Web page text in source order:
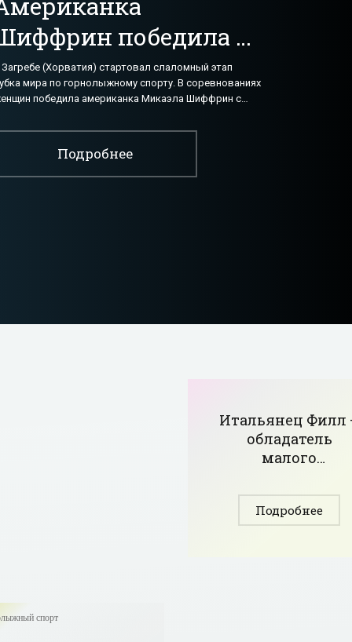
победила в
на
этапе КМ
«Горнолыжный
спорт»
(Хорватия) стартовал слаломный этап
мира по горнолыжному спорту. В соревнованиях
победила американка Микаэла Шиффрин с
Подробнее
спорт
Итальянец Филл
обладатель
малого
глобуса в
скоростном
Подробнее